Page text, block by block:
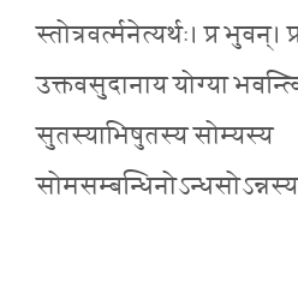
स्तोत्रवर्त्मनेत्यर्थः। प्र भुवन्।
उक्तवसुदानाय योग्या
सुतस्याभिषुतस्य सोम्यस्य